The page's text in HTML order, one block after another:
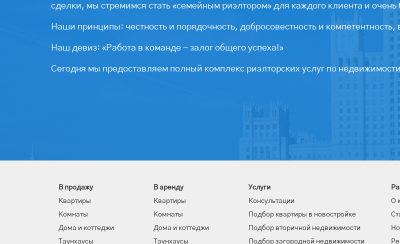
сделки, мы стремимся стать «семейным риэлтором» для каждого клиента и
Наши принципы: честность и порядочность, добросовестность и
Наш девиз: «Работа в команде - залог общего успеха!»
Сегодня мы предоставляем полный комплекс риэлторских услуг по
В продажу
Квартиры
Комнаты
Дома и коттеджи
Таунхаусы
В аренду
Квартиры
Комнаты
Дома и коттеджи
Таунхаусы
Услуги
Консультации
Подбор квартиры в новостройке
Подбор вторичной недвижимости
Подбор загородной недвижимости
О